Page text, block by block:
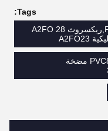
Tags:
مضخات البستنات الهيدروليكية Rexroth,ريكسروث A2FO 28
مضخة هيدروليكية PVC80RC11,296-3867 مضخة